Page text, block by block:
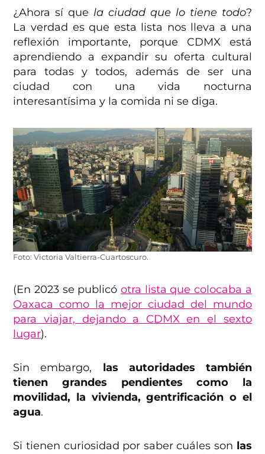
¿Ahora sí que la ciudad que lo tiene todo?
La verdad es que esta lista nos lleva a una
reflexión importante, porque CDMX está
aprendiendo a expandir su oferta cultural
para todas y todos, además de ser una
ciudad con una vida nocturna
interesantísima y la comida ni se diga.
Foto: Victoria Valtierra-Cuartoscuro.
(En 2023 se publicó otra lista que colocaba a
Oaxaca como la mejor ciudad del mundo
para viajar, dejando a CDMX en el sexto
lugar).
Sin embargo, las autoridades también
tienen grandes pendientes como la
movilidad, la vivienda, gentrificación o el
agua.
Si tienen curiosidad por saber cuáles son las